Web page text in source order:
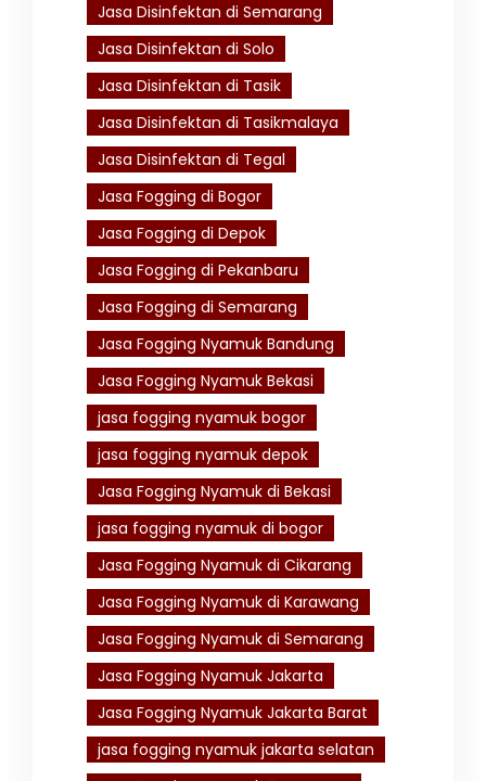
Jasa Disinfektan di Semarang
Jasa Disinfektan di Solo
Jasa Disinfektan di Tasik
Jasa Disinfektan di Tasikmalaya
Jasa Disinfektan di Tegal
Jasa Fogging di Bogor
Jasa Fogging di Depok
Jasa Fogging di Pekanbaru
Jasa Fogging di Semarang
Jasa Fogging Nyamuk Bandung
Jasa Fogging Nyamuk Bekasi
jasa fogging nyamuk bogor
jasa fogging nyamuk depok
Jasa Fogging Nyamuk di Bekasi
jasa fogging nyamuk di bogor
Jasa Fogging Nyamuk di Cikarang
Jasa Fogging Nyamuk di Karawang
Jasa Fogging Nyamuk di Semarang
Jasa Fogging Nyamuk Jakarta
Jasa Fogging Nyamuk Jakarta Barat
jasa fogging nyamuk jakarta selatan